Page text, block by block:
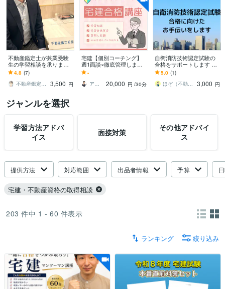
不動産鑑定士が兼業受験
生の学習相談を承ります 3
0代の元TAC生、勉強期間
2年、兼業受験生の経験で
す
4.8 (7)
不動産鑑定士 つる
3,500 円
宅建【個別コーチング】
週1面談×徹底管理します
宅建30日合格者である試
験のプロが学習を徹底サ
ポートします。
-
アキ先生【塾講師＠逆転合格】
20,000 円 /30分
自衛消防技術認定試験の
合格をサポートします 体
験談の紹介や、実技試験
のオリジナルテキスト販
売も！
5.0 (1)
ほぞ（不動産）
3,000 円
ジャンルを選択
学習方法アドバ
イス
面接対策
その他アドバイ
ス
提供方法 対応範囲 出品者情報 予算
宅建・不動産資格の取得相談
203 件中 1 - 60 件表示
ランキング 絞り込み